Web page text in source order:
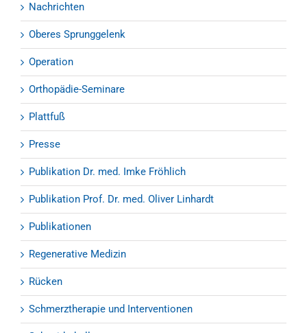
Nachrichten
Oberes Sprunggelenk
Operation
Orthopädie-Seminare
Plattfuß
Presse
Publikation Dr. med. Imke Fröhlich
Publikation Prof. Dr. med. Oliver Linhardt
Publikationen
Regenerative Medizin
Rücken
Schmerztherapie und Interventionen